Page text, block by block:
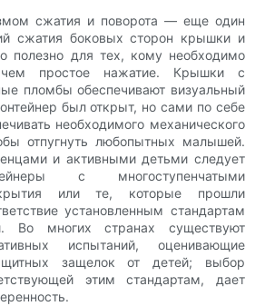
сжатия и поворота — еще один
сжатия боковых сторон крышки и
полезно для тех, кому необходимо
простое нажатие. Крышки с
пломбы обеспечивают визуальный
был открыт, но сами по себе
необходимого механического
отпугнуть любопытных малышей.
и активными детьми следует
с многоступенчатыми
или те, которые прошли
установленным стандартам
Во многих странах существуют
испытаний, оценивающие
защелок от детей; выбор
этим стандартам, дает